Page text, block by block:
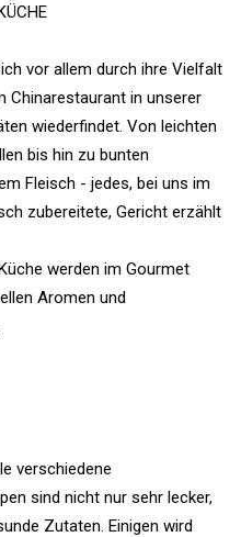
vor allem durch ihre Vielfalt
Chinarestaurant in unserer
wiederfindet. Von leichten
bis hin zu bunten
Fleisch - jedes, bei uns im
zubereitete, Gericht erzählt
werden im Gourmet
Aromen und
verschiedene
sind nicht nur sehr lecker,
Zutaten. Einigen wird